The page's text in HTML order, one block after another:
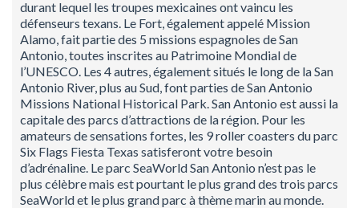
durant lequel les troupes mexicaines ont vaincu les
défenseurs texans. Le Fort, également appelé Mission
Alamo, fait partie des 5 missions espagnoles de San
Antonio, toutes inscrites au Patrimoine Mondial de
l’UNESCO. Les 4 autres, également situés le long de la San
Antonio River, plus au Sud, font parties de San Antonio
Missions National Historical Park. San Antonio est aussi la
capitale des parcs d’attractions de la région. Pour les
amateurs de sensations fortes, les 9 roller coasters du parc
Six Flags Fiesta Texas satisferont votre besoin
d’adrénaline. Le parc SeaWorld San Antonio n’est pas le
plus célèbre mais est pourtant le plus grand des trois parcs
SeaWorld et le plus grand parc à thème marin au monde.